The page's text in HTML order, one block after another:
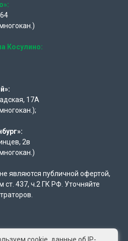
Косулино:
17А
2в
являются публичной офертой,
437, ч.2 ГК РФ. Уточняйте